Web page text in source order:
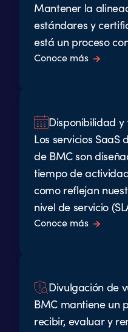
Mantener la
estándares y
está un proceso
Conoce más
Disponibilidad
Los servicios SaaS
de BMC son
tiempo de
como reflejan
nivel de servicio
Conoce más
Divulgación de
BMC mantiene un
recibir, evaluar y